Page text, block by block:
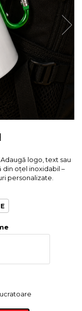
logo, text sau
din oțel inoxidabil –
personalizate.